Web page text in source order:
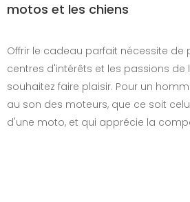
motos et les chiens
Offrir le cadeau parfait nécessite de
centres d'intérêts et les passions
souhaitez faire plaisir. Pour un
au son des moteurs, que ce soit
d'une moto, et qui apprécie la